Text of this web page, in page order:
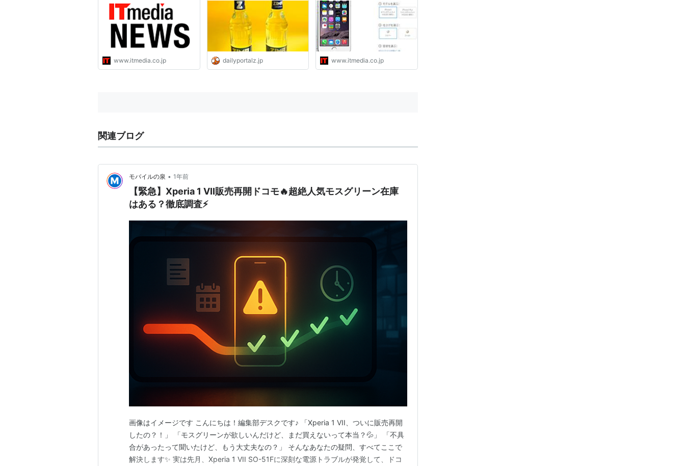
www.itmedia.co.jp dailyportalz.jp www.itmedia.co.jp
関連ブログ
モバイルの泉 • 1年前
【緊急】Xperia 1 VII販売再開ドコモ🔥超絶人気モスグリーン在庫
はある？徹底調査⚡
画像はイメージです こんにちは！編集部デスクです♪ 「Xperia 1 VII、ついに販売再開
したの？！」 「モスグリーンが欲しいんだけど、まだ買えないって本当？💦」 「不具
合があったって聞いたけど、もう大丈夫なの？」 そんなあなたの疑問、すべてここで
解決します✨ 実は先月、Xperia 1 VII SO-51Fに深刻な電源トラブルが発覚して、ドコ